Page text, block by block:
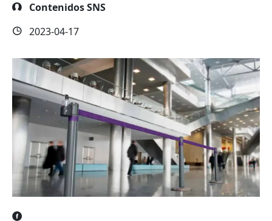
Contenidos SNS
2023-04-17